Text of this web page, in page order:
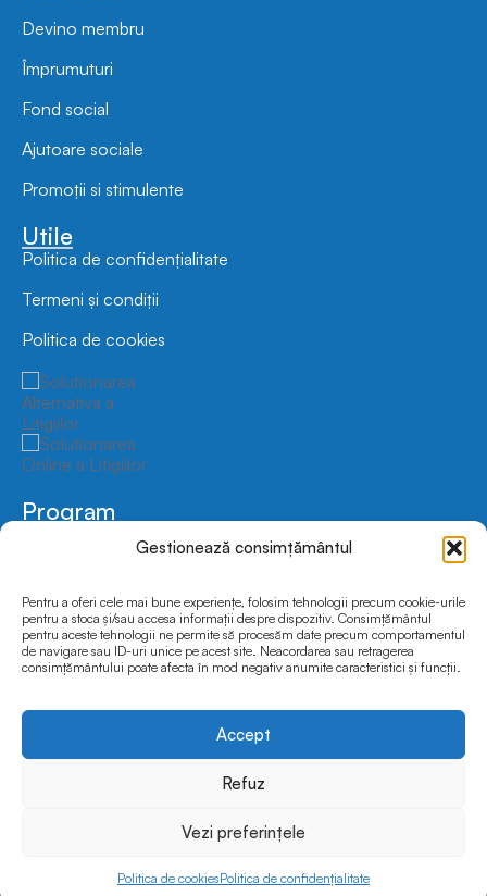
Gestionează consimțământul
Pentru a oferi cele mai bune experiențe, folosim tehnologii precum cookie-urile
pentru a stoca și/sau accesa informații despre dispozitiv. Consimțământul
pentru aceste tehnologii ne permite să procesăm date precum comportamentul
de navigare sau ID-uri unice pe acest site. Neacordarea sau retragerea
consimțământului poate afecta în mod negativ anumite caracteristici și funcții.
Accept
Refuz
Vezi preferințele
Politica de cookiesPolitica de confidențialitate
Devino membru
Împrumuturi
Fond social
Ajutoare sociale
Promoții si stimulente
Utile
Politica de confidențialitate
Termeni și condiții
Politica de cookies
Program
Sâmbătă-DuminicăÎnchis
Social Media
© 2025 FEDRO.INFOCAR | Toate drepturile rezervate